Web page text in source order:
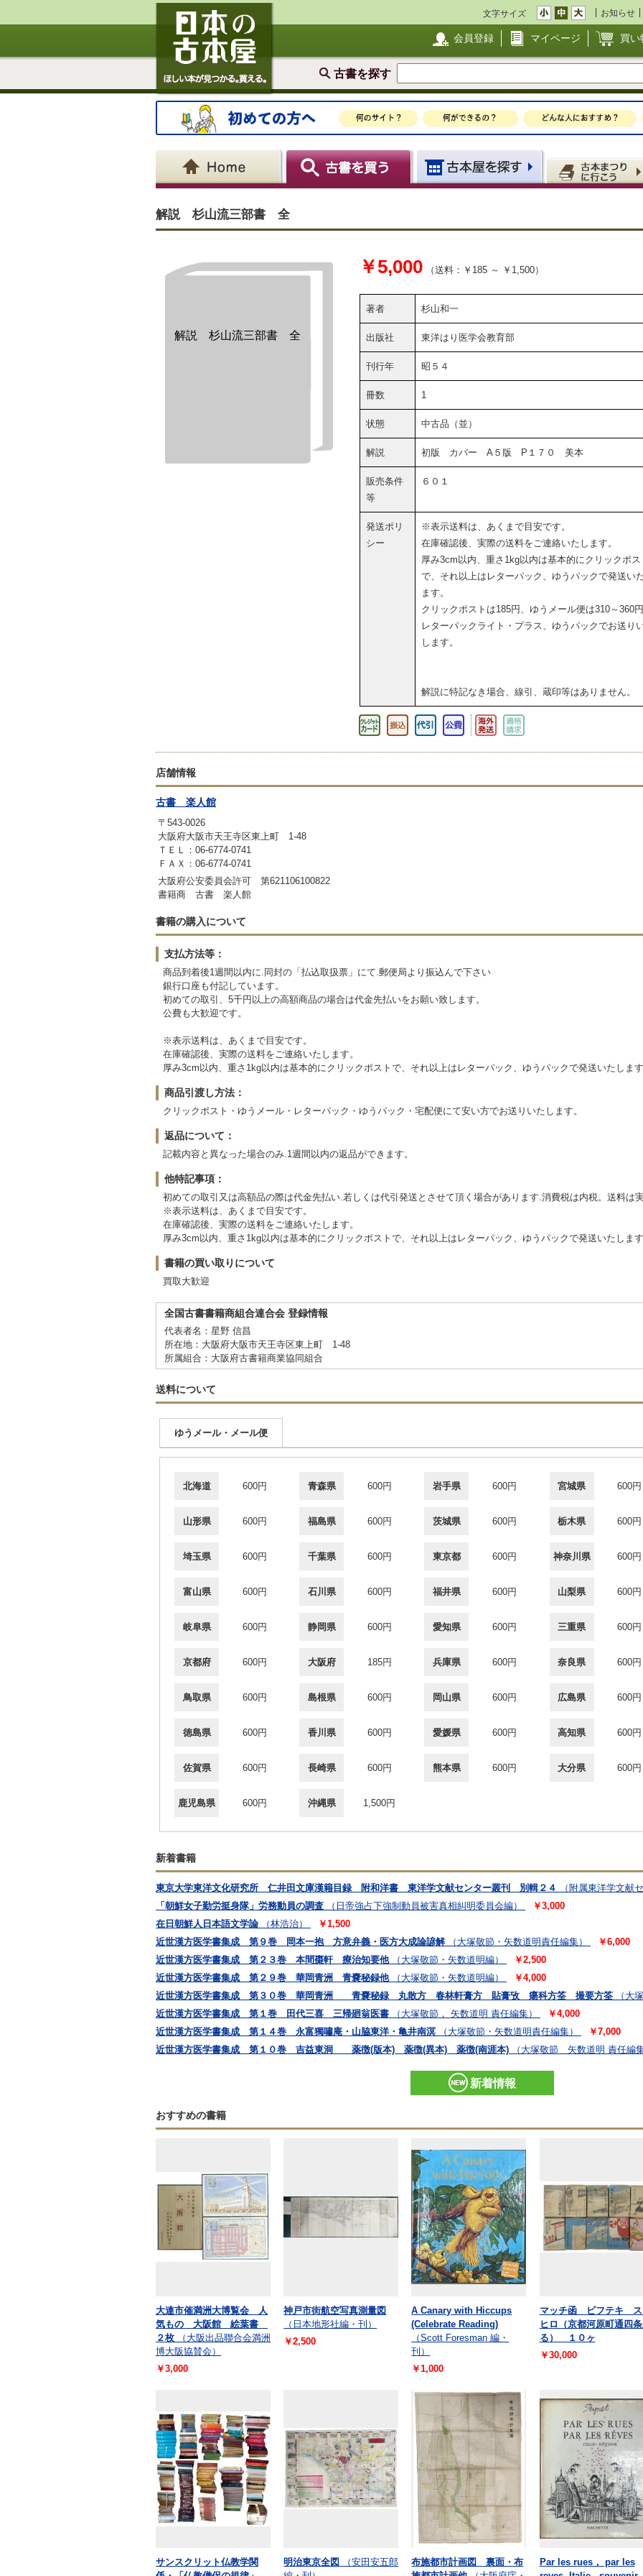
文字サイズ お知らせ
会員登録 マイページ 買い
古書を探す
解説 杉山流三部書 全
解説 杉山流三部書 全
￥5,000 （送料：￥185 ～ ￥1,500）
著者 杉山和一
出版社 東洋はり医学会教育部
刊行年 昭５４
冊数 1
状態 中古品（並）
解説 初版 カバー A５版 P１７０ 美本
販売条件
等
６０１
発送ポリ
シー
※表示送料は、あくまで目安です。
在庫確認後、実際の送料をご連絡いたします。
厚み3cm以内、重さ1kg以内は基本的にクリックポス
で、それ以上はレターパック、ゆうパックで発送い
ます。
クリックポストは185円、ゆうメール便は310～360円
レターパックライト・プラス、ゆうパックでお送り
します。
解説に特記なき場合、線引、蔵印等はありません。
店舗情報
古書 楽人館
〒543-0026
大阪府大阪市天王寺区東上町 1-48
ＴＥＬ：06-6774-0741
ＦＡＸ：06-6774-0741
大阪府公安委員会許可 第621106100822
書籍商 古書 楽人館
書籍の購入について
支払方法等：
商品到着後1週間以内に.同封の「払込取扱票」にて.郵便局より振込んで下さい
銀行口座も付記しています。
初めての取引、5千円以上の高額商品の場合は代金先払いをお願い致します。
公費も大歓迎です。
※表示送料は、あくまで目安です。
在庫確認後、実際の送料をご連絡いたします。
厚み3cm以内、重さ1kg以内は基本的にクリックポストで、それ以上はレターパック、ゆうパックで発送いたします
商品引渡し方法：
クリックポスト・ゆうメール・レターパック・ゆうパック・宅配便にて安い方でお送りいたします。
返品について：
記載内容と異なった場合のみ.1週間以内の返品ができます。
他特記事項：
初めての取引又は高額品の際は代金先払い.若しくは代引発送とさせて頂く場合があります.消費税は内税。送料は実
※表示送料は、あくまで目安です。
在庫確認後、実際の送料をご連絡いたします。
厚み3cm以内、重さ1kg以内は基本的にクリックポストで、それ以上はレターパック、ゆうパックで発送いたします
書籍の買い取りについて
買取大歓迎
全国古書書籍商組合連合会 登録情報
代表者名：星野 信昌
所在地：大阪府大阪市天王寺区東上町 1-48
所属組合：大阪府古書籍商業協同組合
送料について
ゆうメール・メール便
北海道 600円 青森県 600円 岩手県 600円 宮城県 600円
山形県 600円 福島県 600円 茨城県 600円 栃木県 600円
埼玉県 600円 千葉県 600円 東京都 600円 神奈川県 600円
富山県 600円 石川県 600円 福井県 600円 山梨県 600円
岐阜県 600円 静岡県 600円 愛知県 600円 三重県 600円
京都府 600円 大阪府 185円 兵庫県 600円 奈良県 600円
鳥取県 600円 島根県 600円 岡山県 600円 広島県 600円
徳島県 600円 香川県 600円 愛媛県 600円 高知県 600円
佐賀県 600円 長崎県 600円 熊本県 600円 大分県 600円
鹿児島県 600円 沖縄県 1,500円
新着書籍
東京大学東洋文化研究所 仁井田文庫漢籍目録 附和洋書 東洋学文献センター叢刊 別輯２４ （附属東洋学文献
「朝鮮女子勤労挺身隊」労務動員の調査
（日帝強占下強制動員被害真相糾明委員会編）
￥3,000
在日朝鮮人日本語文学論
（林浩治）
￥1,500
近世漢方医学書集成 第９巻 岡本一抱 方意弁義・医方大成論諺解
（大塚敬節・矢数道明責任編集）
￥6,000
近世漢方医学書集成 第２３巻 本間棗軒 療治知要他
（大塚敬節・矢数道明編）
￥2,500
近世漢方医学書集成 第２９巻 華岡青洲 青嚢秘録他
（大塚敬節・矢数道明編）
￥4,000
近世漢方医学書集成 第３０巻 華岡青洲 青嚢秘録 丸散方 春林軒膏方 貼膏攷 瘍科方筌 撮要方筌
（大
近世漢方医学書集成 第１巻 田代三喜 三帰廻翁医書
（大塚敬節， 矢数道明 責任編集）
￥4,000
近世漢方医学書集成 第１４巻 永富獨嘯庵・山脇東洋・亀井南溟
（大塚敬節・矢数道明責任編集）
￥7,000
近世漢方医学書集成 第１０巻 吉益東洞 薬徴(版本) 薬徴(異本) 薬徴(南涯本)
（大塚敬節 矢数道明 責任編集
新着情報
おすすめの書籍
大連市催満洲大博覧会 人
気もの 大阪館 絵葉書
２枚
（大阪出品聯合会満洲
博大阪協賛会）
￥3,000
神戸市街航空写真測量図
（日本地形社編・刊）
￥2,500
A Canary with Hiccups
(Celebrate Reading)
（Scott Foresman 編・
刊）
￥1,000
マッチ函 ビフテキ ス
ヒロ（京都河原町通四
る） １０ヶ
￥30,000
サンスクリット仏教学関
明治東京全図
（安田安五郎
布施都市計画図 裏面・布
Par les rues， par les